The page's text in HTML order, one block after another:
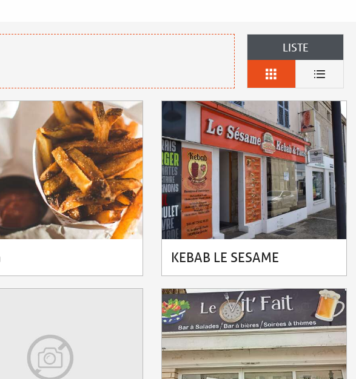
LISTE
KEBAB LE SESAME